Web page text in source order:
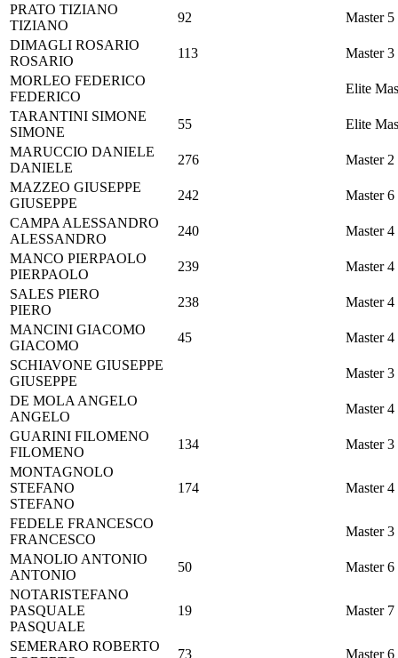
PRATO TIZIANO
TIZIANO
92
Master 5
DIMAGLI ROSARIO
ROSARIO
113
Master 3
MORLEO FEDERICO
FEDERICO
Elite
TARANTINI SIMONE
SIMONE
55
Elite
MARUCCIO DANIELE
DANIELE
276
Master 2
MAZZEO GIUSEPPE
GIUSEPPE
242
Master 6
CAMPA ALESSANDRO
ALESSANDRO
240
Master 4
MANCO PIERPAOLO
PIERPAOLO
239
Master 4
SALES PIERO
PIERO
238
Master 4
MANCINI GIACOMO
GIACOMO
45
Master 4
SCHIAVONE GIUSEPPE
GIUSEPPE
Master 3
DE MOLA ANGELO
ANGELO
Master 4
GUARINI FILOMENO
FILOMENO
134
Master 3
MONTAGNOLO
STEFANO
STEFANO
174 Master 4
FEDELE FRANCESCO
FRANCESCO
Master 3
MANOLIO ANTONIO
ANTONIO
50
Master 6
NOTARISTEFANO
PASQUALE
PASQUALE
19 Master 7
SEMERARO ROBERTO
73 Master 6